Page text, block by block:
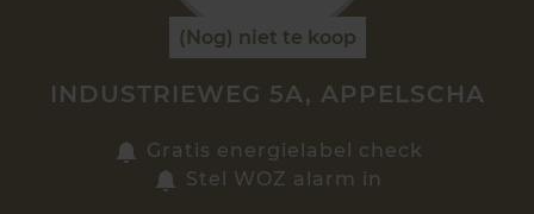
Zoek een woning
(Nog) niet te koop
INDUSTRIEWEG 5A, APPELSCHA
Gratis energielabel check
Stel WOZ alarm in